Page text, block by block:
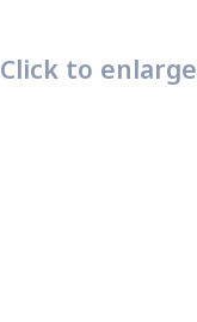
Click to enlarge